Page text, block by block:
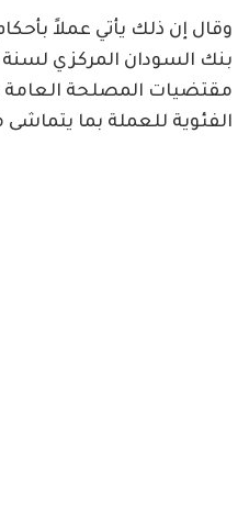
مقتضيات المصلحة العامة
الفئوية للعملة بما يتماشى